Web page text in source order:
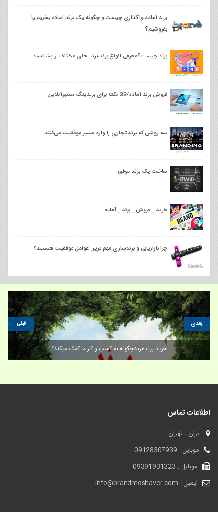
برند آماده واگذاری چیست و چگونه یک برند آماده بخریم یا
بفروشیم؟
برند چیست؟معرفی انواع برند،برند های مختلف را بشناسید
فروش برند آماده/33 نکته برای برندینگ معتبرآنلاین
سه روشی که برند تجاری را وارد مسیر موفقیت می‌کنند
ساخت یک برند موفق
خرید _فروش_ برند _آماده
چرا بازاریابی و برندسازی مهم ترین عوامل موفقیت هستند؟
خرید برند؛برندچگونه به کسب و کار ما کمک میکند؟
قبلی بعدی
اطلاعات تماس
ایران ، تهران
موبایل : 09128307939
موبایل : 09391931323
ایمیل : info@brandmoshaver.com